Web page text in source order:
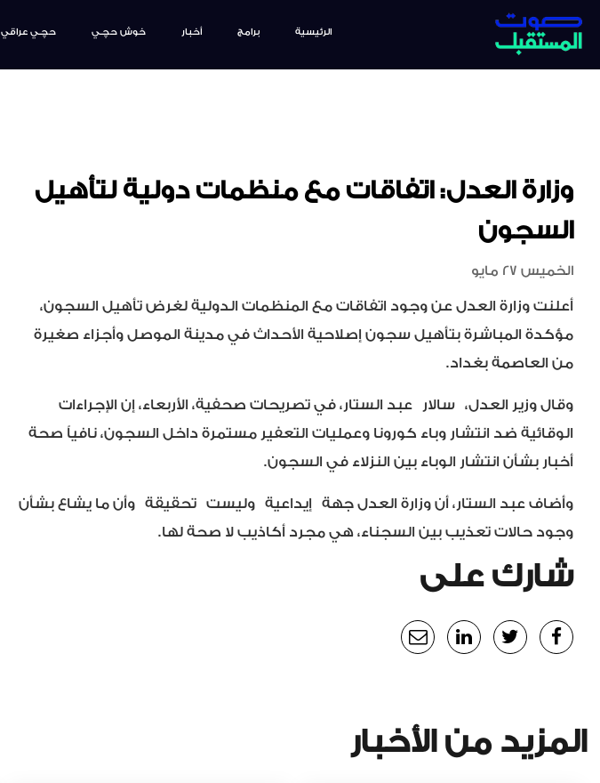
الرئيسية برامج أخبار خوش حچـي حچـي عراقي
وزارة العدل: اتفاقات مع منظمات دولية لتأهيل
السجون
الخميس 27 مايو
أعلنت وزارة العدل عن وجود اتفاقات مع المنظمات الدولية لغرض تأهيل السجون،
مؤكدة المباشرة بتأهيل سجون إصلاحية الأحداث في مدينة الموصل وأجزاء صغيرة
من العاصمة بغداد.
وقال وزير العدل، سالار عبد الستار، في تصريحات صحفية، الأربعاء، إن الإجراءات
الوقائية ضد انتشار وباء كورونا وعمليات التعفير مستمرة داخل السجون، نافياً صحة
أخبار بشأن انتشار الوباء بين النزلاء في السجون.
وأضاف عبد الستار، أن وزارة العدل جهة إيداعية وليست تحقيقة وأن ما يشاع بشأن
وجود حالات تعذيب بين السجناء، هي مجرد أكاذيب لا صحة لها.
شارك على
المزيد من الأخبار